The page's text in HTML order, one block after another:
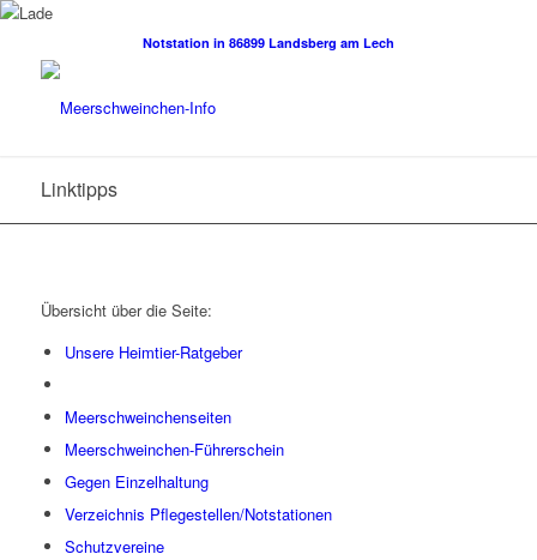
Notstation in 86899 Landsberg am Lech
Linktipps
Übersicht über die Seite:
Unsere Heimtier-Ratgeber
Meerschweinchenseiten
Meerschweinchen-Führerschein
Gegen Einzelhaltung
Verzeichnis Pflegestellen/Notstationen
Schutzvereine